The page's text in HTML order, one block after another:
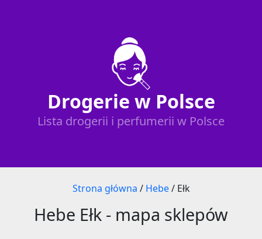
Drogerie w Polsce
Lista drogerii i perfumerii w Polsce
Strona główna / Hebe/ Ełk
Hebe Ełk - mapa sklepów